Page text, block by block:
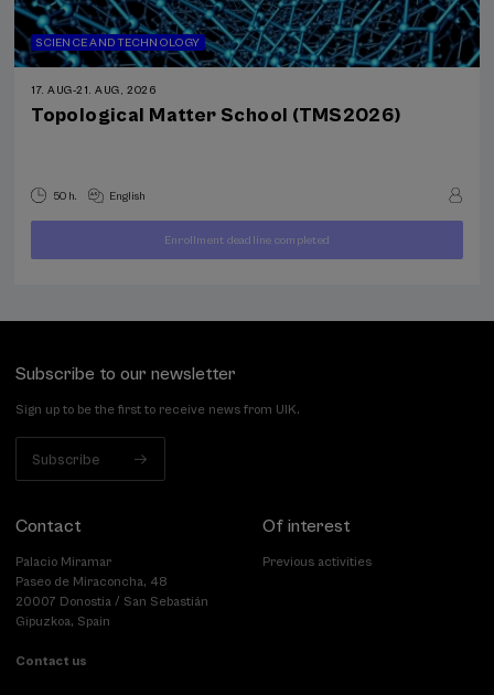
SCIENCE AND TECHNOLOGY
17. AUG-21. AUG, 2026
Topological Matter School (TMS2026)
50 h. English
... FROM400
Last
places
Free
Date
expired
Enrollment deadline completed
Subscribe to our newsletter
Sign up to be the first to receive news from UIK.
Subscribe
Contact
Palacio Miramar
Paseo de Miraconcha, 48
20007 Donostia / San Sebastián
Gipuzkoa, Spain
Contact us
Of interest
Previous activities